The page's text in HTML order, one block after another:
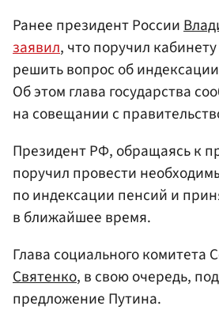
Ранее президент России
заявил, что поручил
решить вопрос об
Об этом глава государства
на совещании с
Президент РФ, обращаясь к
поручил провести
по индексации пенсий и
в ближайшее время.
Глава социального комитета
Святенко, в свою очередь,
предложение Путина.